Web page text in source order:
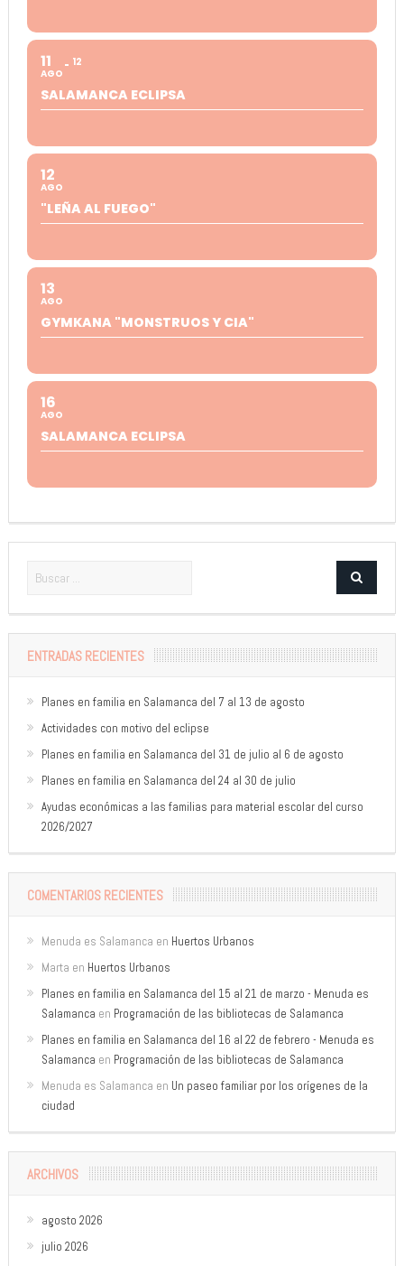
11
AGO
12
SALAMANCA ECLIPSA
12
AGO
"LEÑA AL FUEGO"
13
AGO
GYMKANA "MONSTRUOS Y CIA"
16
AGO
SALAMANCA ECLIPSA
ENTRADAS RECIENTES
Planes en familia en Salamanca del 7 al 13 de agosto
Actividades con motivo del eclipse
Planes en familia en Salamanca del 31 de julio al 6 de agosto
Planes en familia en Salamanca del 24 al 30 de julio
Ayudas económicas a las familias para material escolar del curso
2026/2027
COMENTARIOS RECIENTES
Menuda es Salamanca en Huertos Urbanos
Marta en Huertos Urbanos
Planes en familia en Salamanca del 15 al 21 de marzo - Menuda es
Salamanca en Programación de las bibliotecas de Salamanca
Planes en familia en Salamanca del 16 al 22 de febrero - Menuda es
Salamanca en Programación de las bibliotecas de Salamanca
Menuda es Salamanca en Un paseo familiar por los orígenes de la
ciudad
ARCHIVOS
agosto 2026
julio 2026